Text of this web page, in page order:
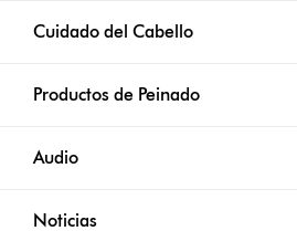
Cuidado del Cabello
Productos de Peinado
Audio
Noticias